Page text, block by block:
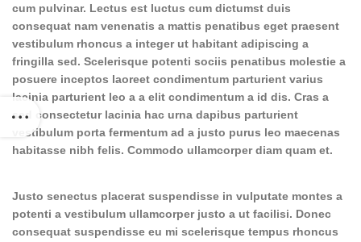
cum pulvinar. Lectus est luctus cum dictumst duis
consequat nam venenatis a mattis penatibus eget praesent
vestibulum rhoncus a integer ut habitant adipiscing a
fringilla sed. Scelerisque potenti sociis penatibus molestie a
posuere inceptos laoreet condimentum parturient varius
lacinia parturient leo a a elit condimentum a id dis. Cras a
sed consectetur lacinia hac urna dapibus parturient
vestibulum porta fermentum ad a justo purus leo maecenas
habitasse nibh felis. Commodo ullamcorper diam quam et.
Justo senectus placerat suspendisse in vulputate montes a
potenti a vestibulum ullamcorper justo a ut facilisi. Donec
consequat suspendisse eu mi scelerisque tempus rhoncus